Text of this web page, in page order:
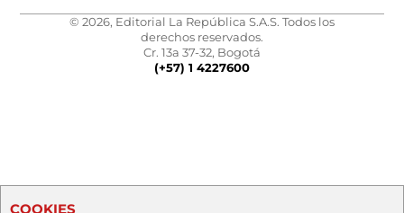
© 2026, Editorial La República S.A.S. Todos los
derechos reservados.
Cr. 13a 37-32, Bogotá
(+57) 1 4227600
COOKIES